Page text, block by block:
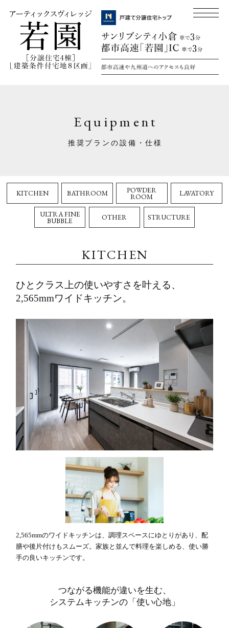
Equipment
推奨プランの設備・仕様
KITCHEN BATHROOM POWDER
ROOM LAVATORY
ULTRA FINE
BUBBLE OTHER STRUCTURE
KITCHEN
ひとクラス上の使いやすさを叶える、
2,565mmワイドキッチン。
2,565mmのワイドキッチンは、調理スペースにゆとりがあり、配
膳や後片付けもスムーズ。家族と並んで料理を楽しめる、使い勝
手の良いキッチンです。
つながる機能が違いを生む、
システムキッチンの「使い心地」